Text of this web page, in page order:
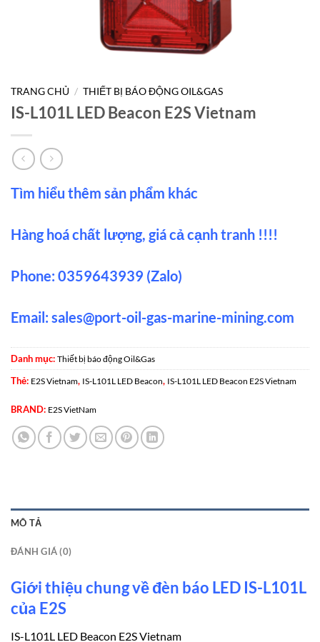
TRANG CHỦ / THIẾT BỊ BÁO ĐỘNG OIL&GAS
IS-L101L LED Beacon E2S Vietnam
Tìm hiểu thêm sản phẩm khác
Hàng hoá chất lượng, giá cả cạnh tranh !!!!
Phone: 0359643939 (Zalo)
Email: sales@port-oil-gas-marine-mining.com
Danh mục: Thiết bị báo động Oil&Gas
Thẻ: E2S Vietnam, IS-L101L LED Beacon, IS-L101L LED Beacon E2S Vietnam
BRAND: E2S VietNam
MÔ TẢ
ĐÁNH GIÁ (0)
Giới thiệu chung về đèn báo LED IS-L101L
của E2S
IS-L101L LED Beacon E2S Vietnam